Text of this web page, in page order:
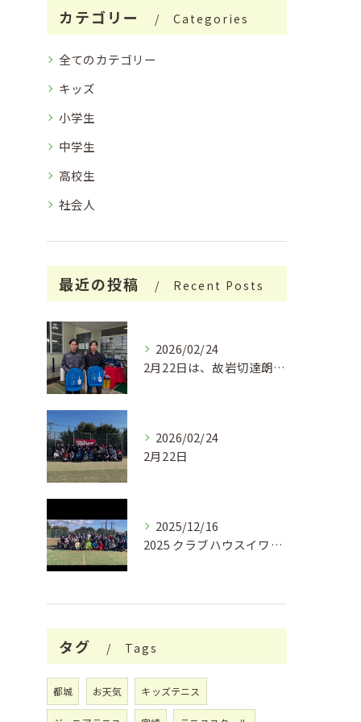
カテゴリー Categories
全てのカテゴリー
キッズ
小学生
中学生
高校生
社会人
最近の投稿 Recent Posts
2026/02/24
2月22日は、故岩切達朗さんのお誕生日で、今年はちょうどこの...
2026/02/24
2月22日
2025/12/16
2025 クラブハウスイワキリ クリスマスフェス🎄
タグ Tags
都城 お天気 キッズテニス